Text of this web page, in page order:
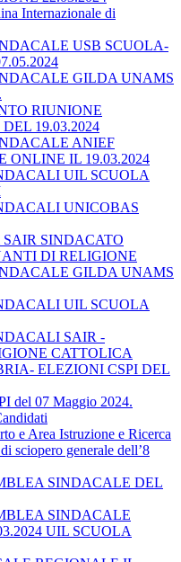
Internazionale di
USB SCUOLA-
GILDA UNAMS
RIUNIONE
19.03.2024
ANIEF
ONLINE IL 19.03.2024
UIL SCUOLA
UNICOBAS
SAIR SINDACATO
DI RELIGIONE
GILDA UNAMS
UIL SCUOLA
SAIR -
CATTOLICA
ELEZIONI CSPI DEL
del 07 Maggio 2024.
e Area Istruzione e Ricerca
sciopero generale dell’8
SINDACALE DEL
SINDACALE
UIL SCUOLA